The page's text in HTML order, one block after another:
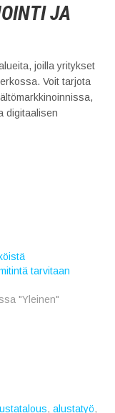
JA
joilla yritykset
Voit tarjota
digitaalisen
tarvitaan
"Yleinen"
, alustatyö,